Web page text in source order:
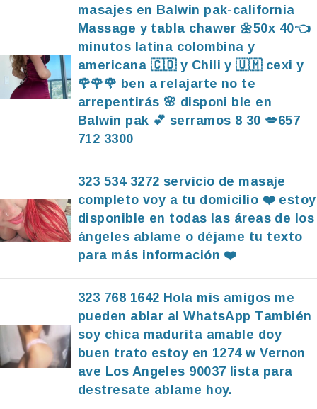
masajes en Balwin pak-california
Massage y tabla chawer 🌼50x 40👈
minutos latina colombina y
americana 🇨🇴 y Chili y 🇺🇲 cexi y
🌹🌹🌹 ben a relajarte no te
arrepentirás 🌸 disponi ble en
Balwin pak 💕 serramos 8 30 💋657
712 3300
323 534 3272 servicio de masaje
completo voy a tu domicilio ❤️ estoy
disponible en todas las áreas de los
ángeles ablame o déjame tu texto
para más información ❤️
323 768 1642 Hola mis amigos me
pueden ablar al WhatsApp También
soy chica madurita amable doy
buen trato estoy en 1274 w Vernon
ave Los Angeles 90037 lista para
destresate ablame hoy.